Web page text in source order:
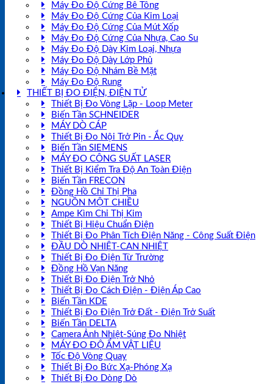
Máy Đo Độ Cứng Bê Tông
Máy Đo Độ Cứng Của Kim Loại
Máy Đo Độ Cứng Của Mút Xốp
Máy Đo Độ Cứng Của Nhựa, Cao Su
Máy Đo Độ Dày Kim Loại, Nhựa
Máy Đo Độ Dày Lớp Phủ
Máy Đo Độ Nhám Bề Mặt
Máy Đo Độ Rung
THIẾT BỊ ĐO ĐIỆN, ĐIỆN TỬ
Thiết Bị Đo Vòng Lặp - Loop Meter
Biến Tần SCHNEIDER
MÁY DÒ CÁP
Thiết Bị Đo Nội Trở Pin - Ắc Quy
Biến Tần SIEMENS
MÁY ĐO CÔNG SUẤT LASER
Thiết Bị Kiểm Tra Độ An Toàn Điện
Biến Tần FRECON
Đồng Hồ Chỉ Thị Pha
NGUỒN MỘT CHIỀU
Ampe Kìm Chỉ Thị Kim
Thiết Bị Hiệu Chuẩn Điện
Thiết Bị Đo Phân Tích Điện Năng - Công Suất Điện
ĐẦU DÒ NHIỆT-CAN NHIỆT
Thiết Bị Đo Điện Từ Trường
Đồng Hồ Vạn Năng
Thiết Bị Đo Điện Trở Nhỏ
Thiết Bị Đo Cách Điện - Điện Áp Cao
Biến Tần KDE
Thiết Bị Đo Điện Trở Đất - Điện Trở Suất
Biến Tần DELTA
Camera Ảnh Nhiệt-Súng Đo Nhiệt
MÁY ĐO ĐỘ ẨM VẬT LIỆU
Tốc Độ Vòng Quay
Thiết Bị Đo Bức Xạ-Phóng Xạ
Thiết Bị Đo Dòng Dò